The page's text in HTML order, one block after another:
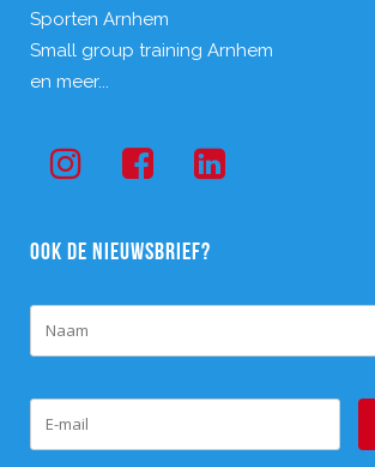
Sporten Arnhem
Small group training Arnhem
en meer...
OOK DE NIEUWSBRIEF?